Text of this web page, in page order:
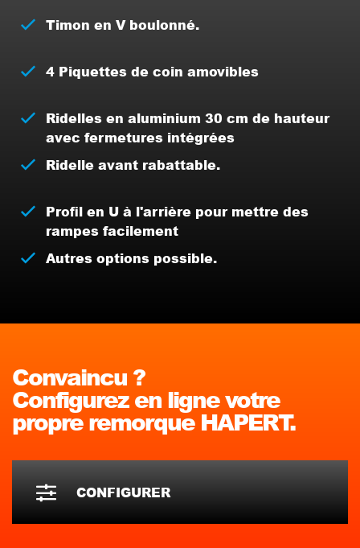
Timon en V boulonné.
4 Piquettes de coin amovibles
Ridelles en aluminium 30 cm de hauteur
avec fermetures intégrées
Ridelle avant rabattable.
Profil en U à l'arrière pour mettre des
rampes facilement
Autres options possible.
Convaincu ?
Configurez en ligne votre
propre remorque HAPERT.
CONFIGURER